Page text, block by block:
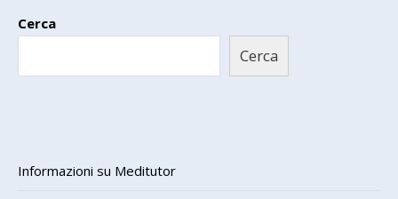
Cerca
Cerca
Informazioni su Meditutor